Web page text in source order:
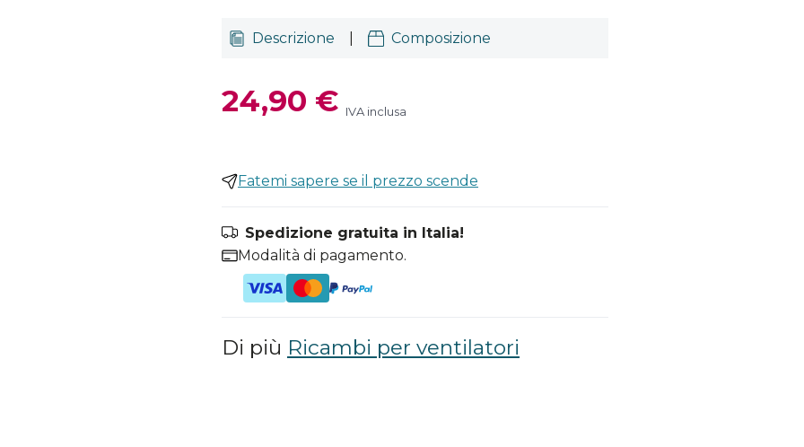
Descrizione Composizione
24,90 € IVA inclusa
Fatemi sapere se il prezzo scende
Spedizione gratuita in Italia!
Modalità di pagamento.
Di più Ricambi per ventilatori